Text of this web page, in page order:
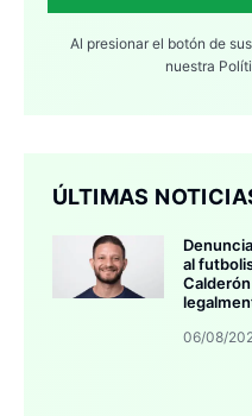
Al presionar el botón de
nuestra
ÚLTIMAS
al
06/08/